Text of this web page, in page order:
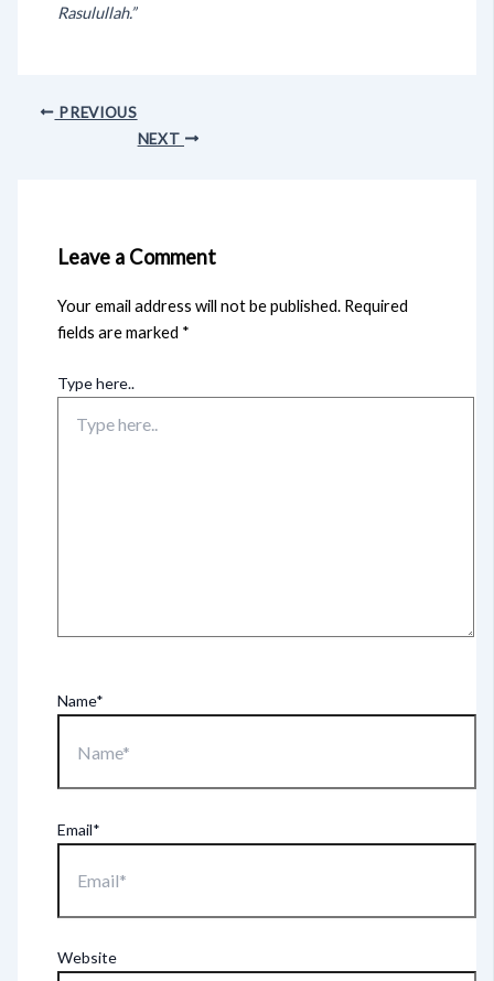
Rasulullah.”
PREVIOUS
NEXT
Leave a Comment
Your email address will not be published. Required
fields are marked *
Type here..
Name*
Email*
Website